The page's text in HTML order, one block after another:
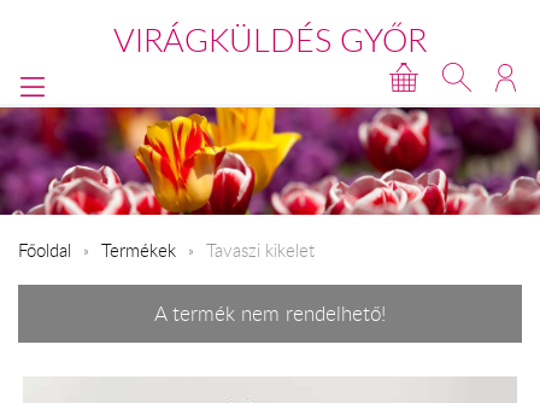
VIRÁGKÜLDÉS GYŐR
Főoldal Termékek Tavaszi kikelet
A termék nem rendelhető!